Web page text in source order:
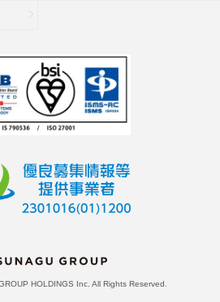
HOLDINGS Inc. All Rights Reserved.